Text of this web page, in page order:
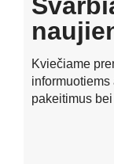
Kviečiame
pakeitimus